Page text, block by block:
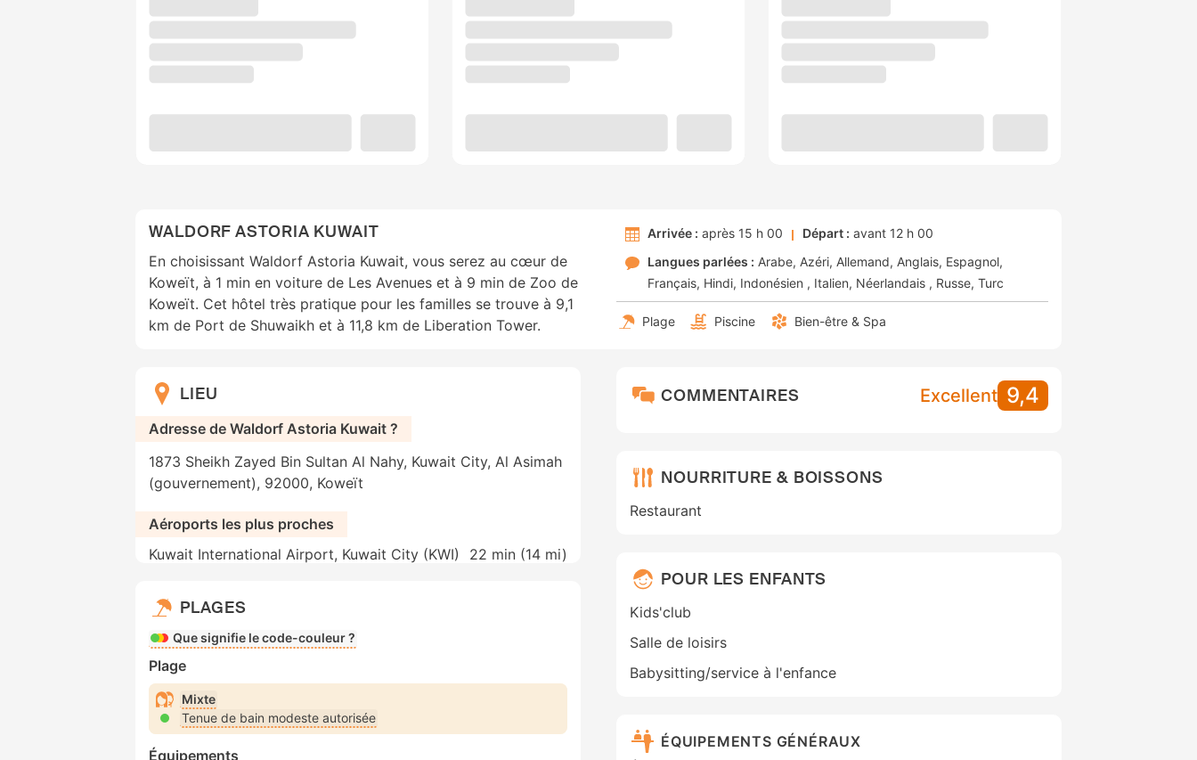
WALDORF ASTORIA KUWAIT
En choisissant Waldorf Astoria Kuwait, vous serez au cœur de
Koweït, à 1 min en voiture de Les Avenues et à 9 min de Zoo de
Koweït. Cet hôtel très pratique pour les familles se trouve à 9,1
km de Port de Shuwaikh et à 11,8 km de Liberation Tower.
Arrivée : après 15 h 00 Départ : avant 12 h 00
Langues parlées : Arabe Azéri Allemand Anglais Espagnol
Français Hindi Indonésien Italien Néerlandais Russe Turc
Plage Piscine Bien-être & Spa
LIEU
Adresse de Waldorf Astoria Kuwait ?
1873 Sheikh Zayed Bin Sultan Al Nahy, Kuwait City, Al Asimah
(gouvernement), 92000, Koweït
Aéroports les plus proches
Kuwait International Airport, Kuwait City (KWI)
22 min (14 mi)
PLAGES
Que signifie le code-couleur ?
Plage
Mixte
Tenue de bain modeste autorisée
Équipements
COMMENTAIRES Excellent 9,4
NOURRITURE & BOISSONS
Restaurant
POUR LES ENFANTS
Kids'club
Salle de loisirs
Babysitting/service à l'enfance
ÉQUIPEMENTS GÉNÉRAUX